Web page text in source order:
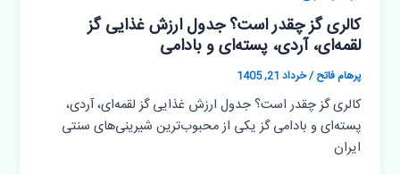
کالری گز چقدر است؟ جدول ارزش غذایی گز
لقمه‌ای، آردی، پسته‌ای و بادامی
پرهام فاتح/خرداد 21, 1405
کالری گز چقدر است؟ جدول ارزش غذایی گز لقمه‌ای، آردی،
پسته‌ای و بادامی گز یکی از محبوب‌ترین شیرینی‌های سنتی
ایران